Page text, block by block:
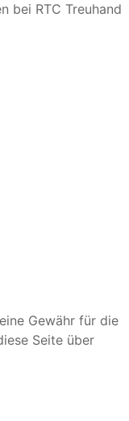
bei RTC Treuhand
Gewähr für die
Seite über